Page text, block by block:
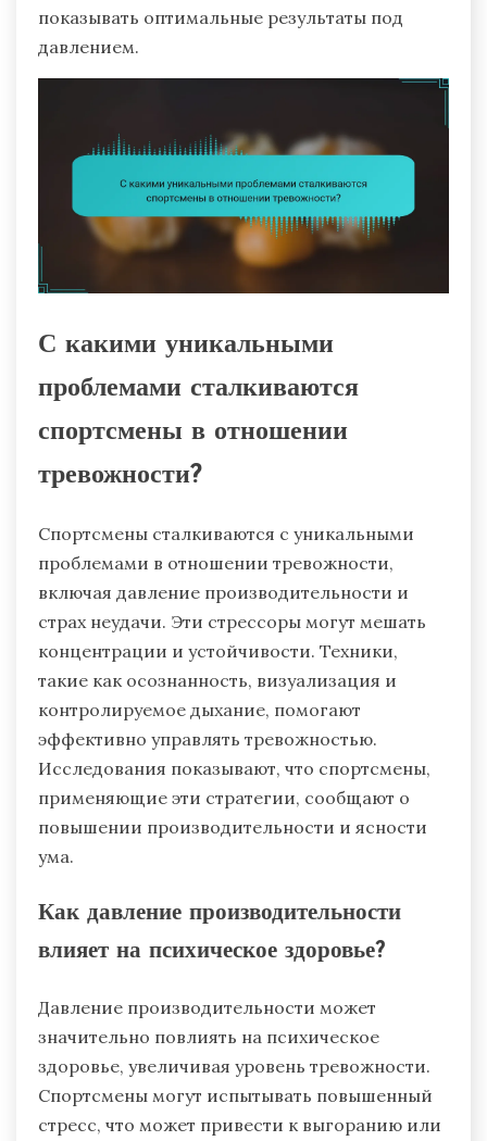
показывать оптимальные результаты под
давлением.
С какими уникальными
проблемами сталкиваются
спортсмены в отношении
тревожности?
Спортсмены сталкиваются с уникальными
проблемами в отношении тревожности,
включая давление производительности и
страх неудачи. Эти стрессоры могут мешать
концентрации и устойчивости. Техники,
такие как осознанность, визуализация и
контролируемое дыхание, помогают
эффективно управлять тревожностью.
Исследования показывают, что спортсмены,
применяющие эти стратегии, сообщают о
повышении производительности и ясности
ума.
Как давление производительности
влияет на психическое здоровье?
Давление производительности может
значительно повлиять на психическое
здоровье, увеличивая уровень тревожности.
Спортсмены могут испытывать повышенный
стресс, что может привести к выгоранию или